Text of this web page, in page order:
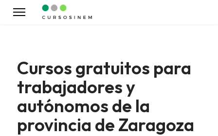
Cursos gratuitos para
trabajadores y
autónomos de la
provincia de Zaragoza